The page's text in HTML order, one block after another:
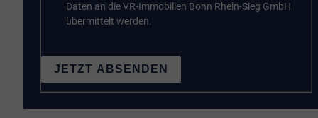
Daten an die VR-Immobilien Bonn Rhein-Sieg GmbH
übermittelt werden.
JETZT ABSENDEN